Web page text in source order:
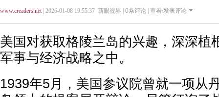
www.creaders.net| 2026-01-08 19:55:37 新眼视界 | 0条评论 | 查看/发表评论
美国对获取格陵兰岛的兴趣，深深植
军事与经济战略之中。
1939年5月，美国参议院曾就一项从